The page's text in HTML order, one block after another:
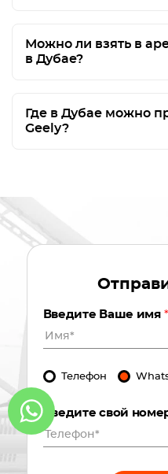
Можно ли взять в
в Дубае?
Где в Дубае можно
Geely?
Введите Ваше имя *
Телефон
Введите свой